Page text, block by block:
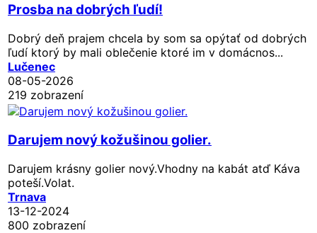
Prosba na dobrých ľudí!
Dobrý deň prajem chcela by som sa opýtať od dobrých
ľudí ktorý by mali oblečenie ktoré im v domácnos...
Lučenec
08-05-2026
219 zobrazení
Darujem nový kožušinou golier.
Darujem krásny golier nový.Vhodny na kabát atď Káva
poteší.Volat.
Trnava
13-12-2024
800 zobrazení